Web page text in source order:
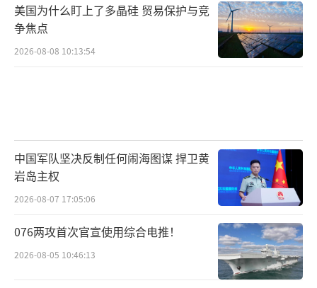
美国为什么盯上了多晶硅 贸易保护与竞
争焦点
2026-08-08 10:13:54
中国军队坚决反制任何闹海图谋 捍卫黄
岩岛主权
2026-08-07 17:05:06
076两攻首次官宣使用综合电推！
2026-08-05 10:46:13